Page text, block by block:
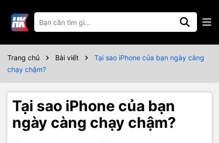
Trang chủ Bài viết
Tại sao iPhone của bạn ngày càng
chạy chậm?
Tại sao iPhone của bạn
ngày càng chạy chậm?